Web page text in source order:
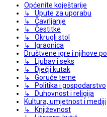
Općenite koještarije
↳ Upute za uporabu
↳ Čavrljanje
↳ Čestitke
↳ Okrugli stol
↳ Igraonica
Društvene igre i njihove
↳ Ljubav i seks
↳ Dječji kutak
↳ Goruće teme
↳ Politika i gospodarstvo
↳ Duhovnost i religija
Kultura, umjetnost i mediji
↳ Književnost